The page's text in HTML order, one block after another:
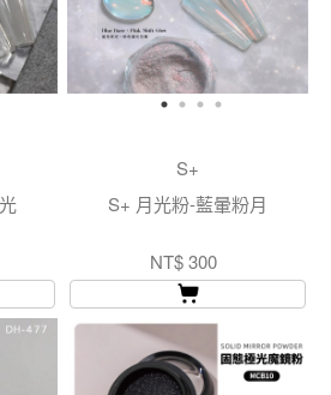
S+
S+ 月光粉-藍暈粉月
NT$ 300